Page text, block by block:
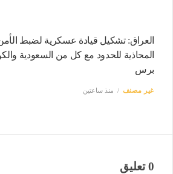
العراق: تشكيل قيادة عسكرية لضبط
المحاذية للحدود مع كل من السعودية
برس
غير مصنف منذ ساعتين
0 تعليق